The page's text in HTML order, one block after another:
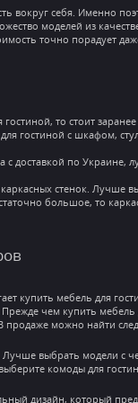
вокруг себя. Именно
моделей из
точно порадует
то стоит
для гостиной с шкафом,
с доставкой по
стенок. Лучше
большое, то
купить мебель для
чем купить мебель
продаже можно найти
Лучше выбрать модели с
комоды для
дизайн, который